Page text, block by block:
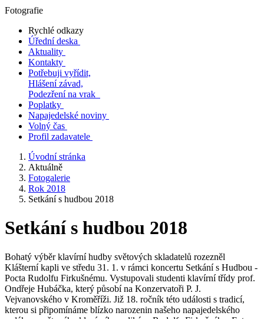
Fotografie
Rychlé odkazy
Úřední deska
Aktuality
Kontakty
Potřebuji vyřídit,
Hlášení závad,
Podezření na vrak
Poplatky
Napajedelské noviny
Volný čas
Profil zadavatele
Úvodní stránka
Aktuálně
Fotogalerie
Rok 2018
Setkání s hudbou 2018
Setkání s hudbou 2018
Bohatý výběr klavírní hudby světových skladatelů rozezněl
Klášterní kapli ve středu 31. 1. v rámci koncertu Setkání s Hudbou -
Pocta Rudolfu Firkušnému. Vystupovali studenti klavírní třídy prof.
Ondřeje Hubáčka, který působí na Konzervatoři P. J.
Vejvanovského v Kroměříži. Již 18. ročník této události s tradicí,
kterou si připomínáme blízko narozenin našeho napajedelského